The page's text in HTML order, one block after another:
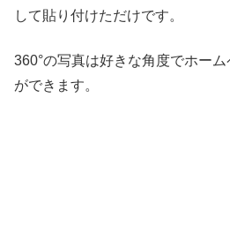
して貼り付けただけです。
360°の写真は好きな角度でホー
ができます。